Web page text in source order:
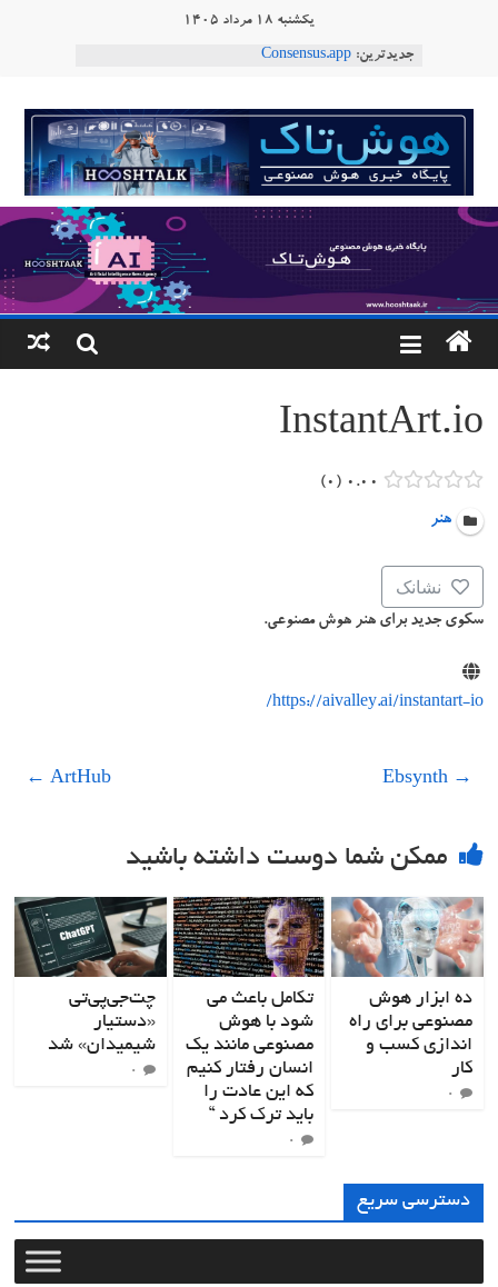
یکشنبه ۱۸ مرداد ۱۴۰۵
جدیدترین: Consensus.app
طبیعی فارسی
ربات «Aru» محصول شرکت فرانسوی Nio
Robotics
ربات T‑800
هوشتاک
پایگاه
خبری
هوش
مصنوعی
www.hooshtaak.ir
InstantArt.io
۰.۰۰ ۰
هنر
نشانک
سکوی جدید برای هنر هوش مصنوعی.
https://aivalley.ai/instantart-io/
→
Ebsynth
ArtHub
←
ممکن شما دوست داشته باشید
ده ابزار هوش
مصنوعی برای راه
اندازی کسب و
کار
۰
تکامل باعث می
شود با هوش
مصنوعی مانند یک
انسان رفتار کنیم
که این عادت را
باید ترک کرد “
۰
چت‌جی‌پی‌تی
«دستیار
شیمیدان» شد
۰
دسترسی سریع